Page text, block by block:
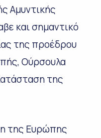
Αμυντικής
και σημαντικό
της προέδρου
Ούρσουλα
της
της Ευρώπης